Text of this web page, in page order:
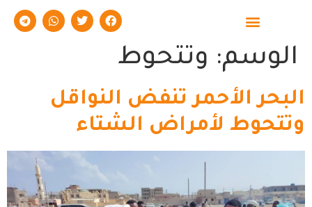
الوسم: وتتحوط
البحر الأحمر تنفض النواقل
وتتحوط لأمراض الشتاء